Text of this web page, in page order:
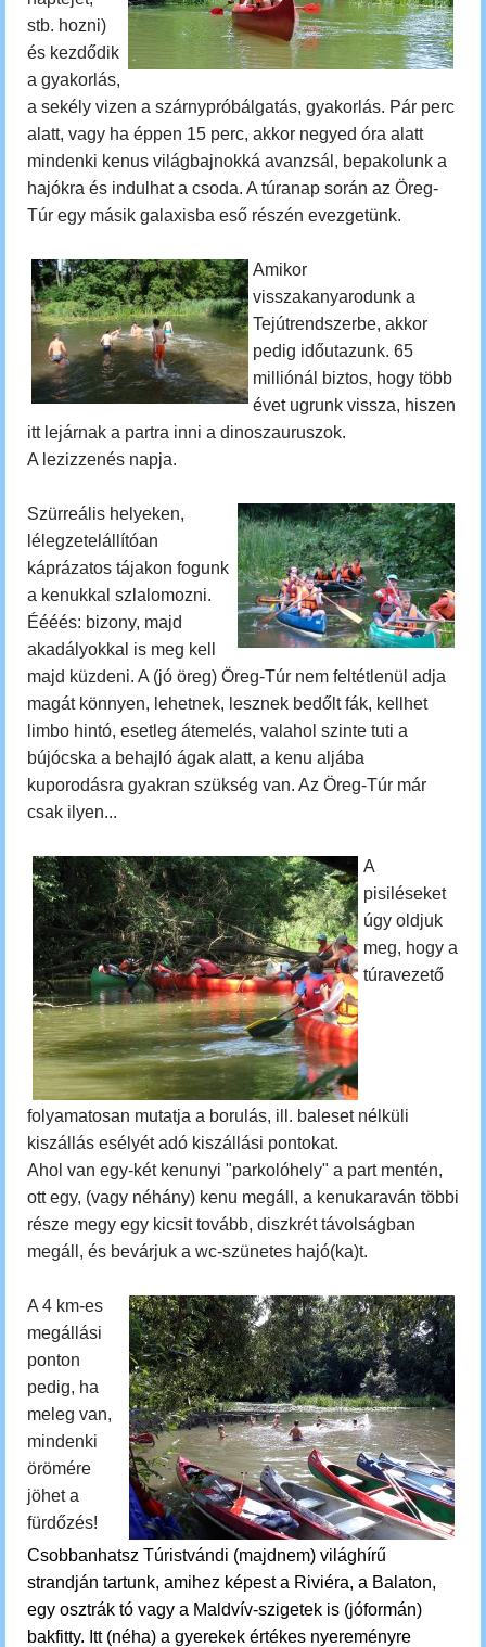
stb. hozni)
és kezdődik
a gyakorlás,
a sekély vizen a szárnypróbálgatás, gyakorlás. Pár perc
alatt, vagy ha éppen 15 perc, akkor negyed óra alatt
mindenki kenus világbajnokká avanzsál, bepakolunk a
hajókra és indulhat a csoda. A túranap során az Öreg-
Túr egy másik galaxisba eső részén evezgetünk.
Amikor
visszakanyarodunk a
Tejútrendszerbe, akkor
pedig időutazunk. 65
milliónál biztos, hogy több
évet ugrunk vissza, hiszen
itt lejárnak a partra inni a dinoszauruszok.
A lezizzenés napja.
Szürreális helyeken,
lélegzetelállítóan
káprázatos tájakon fogunk
a kenukkal szlalomozni.
Éééés: bizony, majd
akadályokkal is meg kell
majd küzdeni. A (jó öreg) Öreg-Túr nem feltétlenül adja
magát könnyen, lehetnek, lesznek bedőlt fák, kellhet
limbo hintó, esetleg átemelés, valahol szinte tuti a
bújócska a behajló ágak alatt, a kenu aljába
kuporodásra gyakran szükség van. Az Öreg-Túr már
csak ilyen...
A
pisiléseket
úgy oldjuk
meg, hogy a
túravezető
folyamatosan mutatja a borulás, ill. baleset nélküli
kiszállás esélyét adó kiszállási pontokat.
Ahol van egy-két kenunyi "parkolóhely" a part mentén,
ott egy, (vagy néhány) kenu megáll, a kenukaraván többi
része megy egy kicsit tovább, diszkrét távolságban
megáll, és bevárjuk a wc-szünetes hajó(ka)t.
A 4 km-es
megállási
ponton
pedig, ha
meleg van,
mindenki
örömére
jöhet a
fürdőzés!
Csobbanhatsz Túristvándi (majdnem) világhírű
strandján tartunk, amihez képest a Riviéra, a Balaton,
egy osztrák tó vagy a Maldvív-szigetek is (jóformán)
bakfitty. Itt (néha) a gyerekek értékes nyereményre